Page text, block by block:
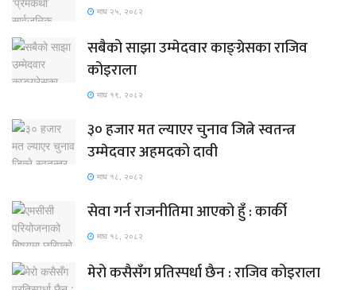
माघ २५, २०८२
सबैको साझा उम्मेदवार काङ्ग्रेसका राजिव
कोइराला
माघ १९, २०८२
३० हजार मत ल्याएर चुनाव जित्ने स्वतन्त्र
उम्मेदवार अहमदको दावी
माघ १८, २०८२
सेवा गर्न राजनीतिमा आएको हुँ : कार्की
माघ १८, २०८२
मेरो कसैसँग प्रतिस्पर्धा छैन : राजिव कोइराला